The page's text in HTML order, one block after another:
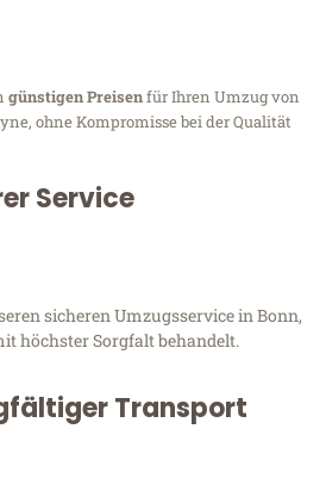
günstigen Preisenfür Ihren Umzug von
ohne Kompromisse bei der Qualität
Service
sicheren Umzugsservice in Bonn,
höchster Sorgfalt behandelt.
Transport